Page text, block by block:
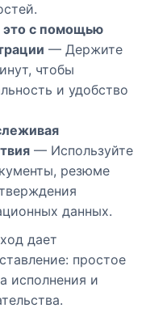
это с помощью
— Держите
чтобы
и удобство
— Используйте
резюме
данных.
дает
простое
исполнения и